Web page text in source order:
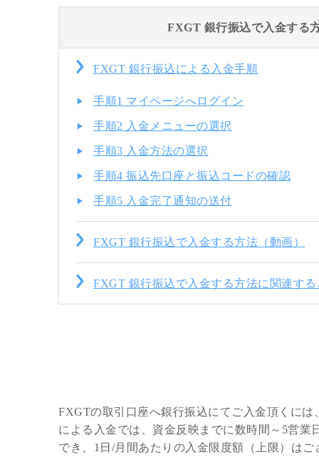
FXGT 銀行振込で入金する
FXGT 銀行振込による入金手順
手順1 マイページへログイン
手順2 入金メニューの選択
手順3 入金方法の選択
手順4 振込先口座と振込コードの確認
手順5 入金完了通知の送付
FXGT 銀行振込で入金する方法（動画）
FXGT 銀行振込で入金する方法に関連する
FXGTの取引口座へ銀行振込にてご入金頂くに
による入金では、資金反映までに数時間～5営業
でき、1日/月間あたりの入金限度額（上限）は